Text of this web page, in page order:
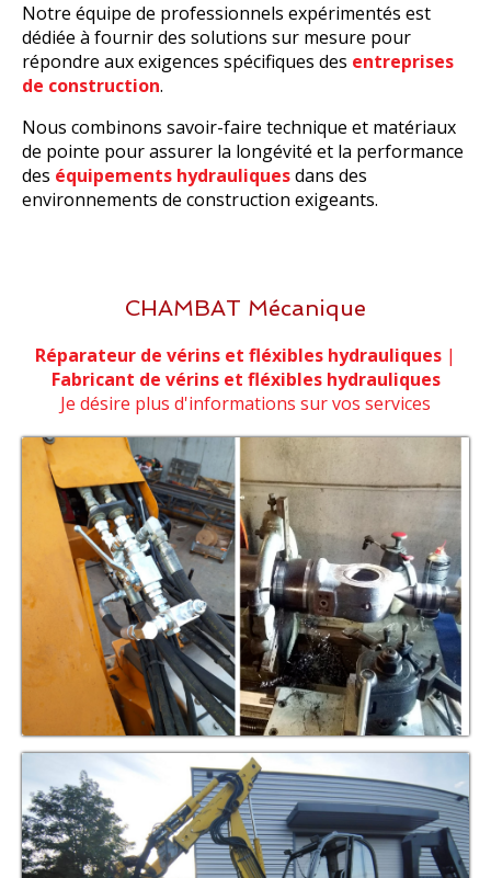
Notre équipe de professionnels expérimentés est
dédiée à fournir des solutions sur mesure pour
répondre aux exigences spécifiques des entreprises
de construction.
Nous combinons savoir-faire technique et matériaux
de pointe pour assurer la longévité et la performance
des équipements hydrauliquesdans des
environnements de construction exigeants.
CHAMBAT Mécanique
Réparateur de vérins et fléxibles hydrauliques |
Fabricant de vérins et fléxibles hydrauliques
Je désire plus d'informations sur vos services